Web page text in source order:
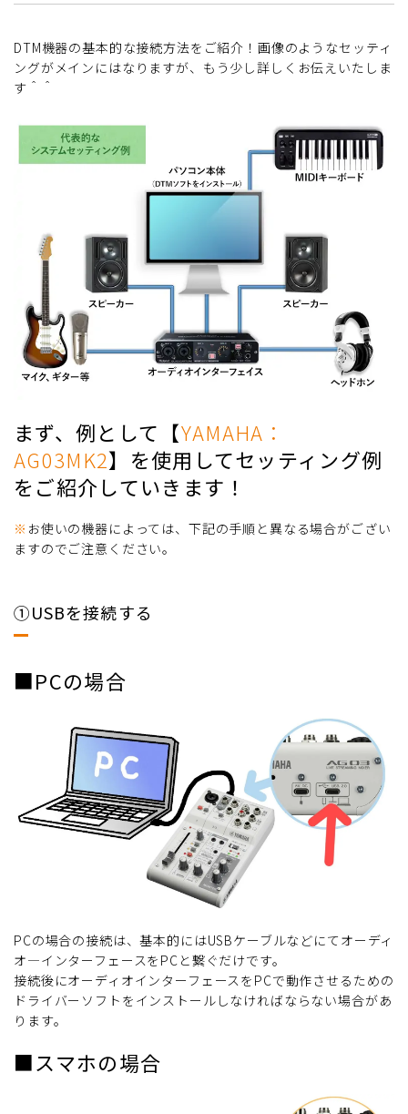
DTM機器の基本的な接続方法をご紹介！画像のようなセッティ
ングがメインにはなりますが、もう少し詳しくお伝えいたしま
す＾＾
まず、例として【YAMAHA：
AG03MK2】を使用してセッティング例
をご紹介していきます！
※ お使いの機器によっては、下記の手順と異なる場合がござい
ますのでご注意ください。
①USBを接続する
■PCの場合
PCの場合の接続は、基本的にはUSBケーブルなどにてオーディ
オ―インターフェースをPCと繋ぐだけです。
接続後にオーディオインターフェースをPCで動作させるための
ドライバーソフトをインストールしなければならない場合があ
ります。
■スマホの場合